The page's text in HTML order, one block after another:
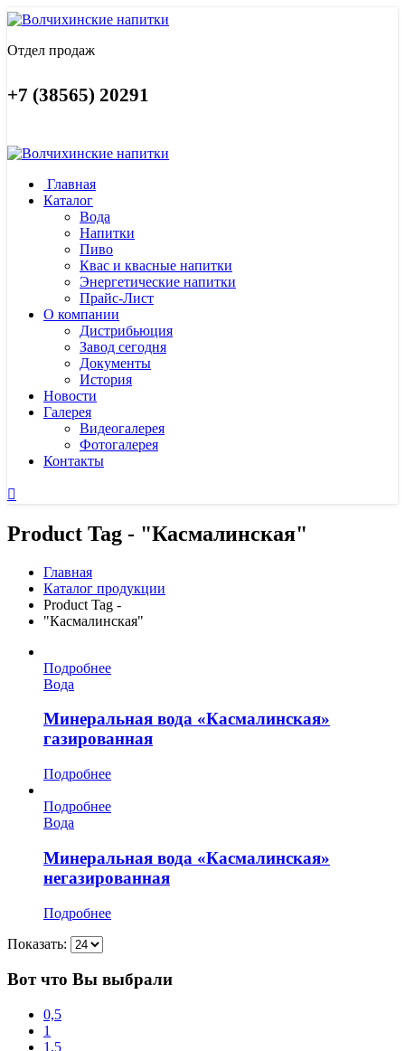
Отдел продаж
+7 (38565) 20291
Главная
Каталог
Вода
Напитки
Пиво
Квас и квасные напитки
Энергетические напитки
Прайс-Лист
О компании
Дистрибьюция
Завод сегодня
Документы
История
Новости
Галерея
Видеогалерея
Фотогалерея
Контакты
Product Tag - "Касмалинская"
Главная
Каталог продукции
Product Tag -
"Касмалинская"
Подробнее
Вода
Минеральная вода «Касмалинская»
газированная
Подробнее
Подробнее
Вода
Минеральная вода «Касмалинская»
негазированная
Подробнее
Показать:
Вот что Вы выбрали
0,5
1
1,5